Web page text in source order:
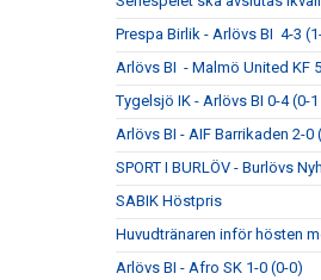
Prespa Birlik - Arlövs BI 4-3
Arlövs BI - Malmö United KF
Tygelsjö IK - Arlövs BI 0-4 (0-1
Arlövs BI - AIF Barrikaden 2-0
SPORT I BURLÖV - Burlövs
SABIK Höstpris
Huvudtränaren inför hösten
Arlövs BI - Afro SK 1-0 (0-0)